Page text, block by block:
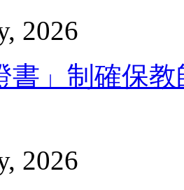
2026
書」制確保
2026